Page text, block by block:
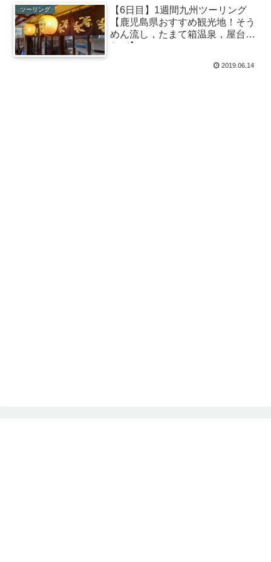
ツーリング
【6日目】1週間九州ツーリング
【鹿児島県おすすめ観光地！そう
めん流し，たまて箱温泉，屋台村
など】
2019.06.14